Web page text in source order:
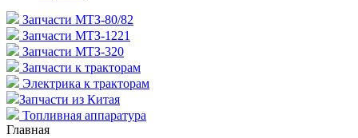
Запчасти МТЗ-80/82
Запчасти МТЗ-1221
Запчасти МТЗ-320
Запчасти к тракторам
Электрика к тракторам
Запчасти из Китая
Топливная аппаратура
Главная